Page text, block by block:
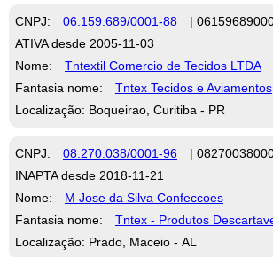
CNPJ: 06.159.689/0001-88
|
ATIVA desde 2005-11-03
Nome:
Tntextil Comercio de Tecidos LTDA
Fantasia nome:
Tntex Tecidos e Aviamentos
Localização: Boqueirao, Curitiba - PR
CNPJ: 08.270.038/0001-96
|
INAPTA desde 2018-11-21
Nome:
M Jose da Silva Confeccoes
Fantasia nome:
Tntex - Produtos
Localização: Prado, Maceio - AL